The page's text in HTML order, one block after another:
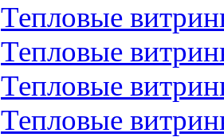
Тепловые
Тепловые
Тепловые
Тепловые